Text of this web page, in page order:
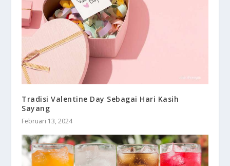
Tradisi Valentine Day Sebagai Hari Kasih
Sayang
Februari 13, 2024